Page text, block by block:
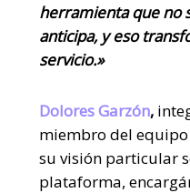
herramienta que no
anticipa, y eso
servicio.»
Dolores Garzón,
miembro del equipo
su visión particular
plataforma,